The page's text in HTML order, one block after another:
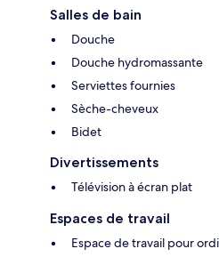
Salles de bain
Douche
Douche hydromassante
Serviettes fournies
Sèche-cheveux
Bidet
Divertissements
Télévision à écran plat
Espaces de travail
Espace de travail pour